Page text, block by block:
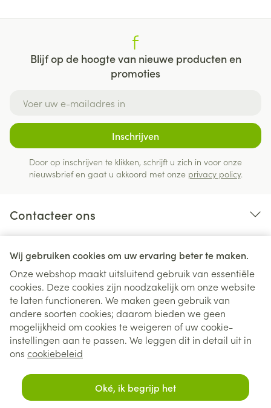
Wij gebruiken cookies om uw ervaring beter te maken.
Onze webshop maakt uitsluitend gebruik van essentiële
cookies. Deze cookies zijn noodzakelijk om onze website
te laten functioneren. We maken geen gebruik van
andere soorten cookies; daarom bieden we geen
mogelijkheid om cookies te weigeren of uw cookie-
instellingen aan te passen. We leggen dit in detail uit in
ons cookiebeleid
Oké, ik begrijp het
Blijf op de hoogte van nieuwe producten en
promoties
Inschrijven
Door op inschrijven te klikken, schrijft u zich in voor onze
nieuwsbrief en gaat u akkoord met onze privacy policy.
Contacteer ons
Juridische links